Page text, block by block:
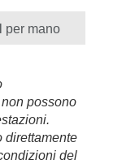
per mano
possono
direttamente
del